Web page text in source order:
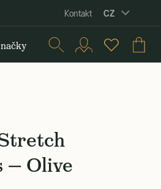
Kontakt CZ
— Olive